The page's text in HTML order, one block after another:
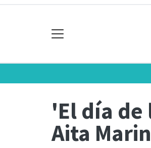
'El día
Aita Marin